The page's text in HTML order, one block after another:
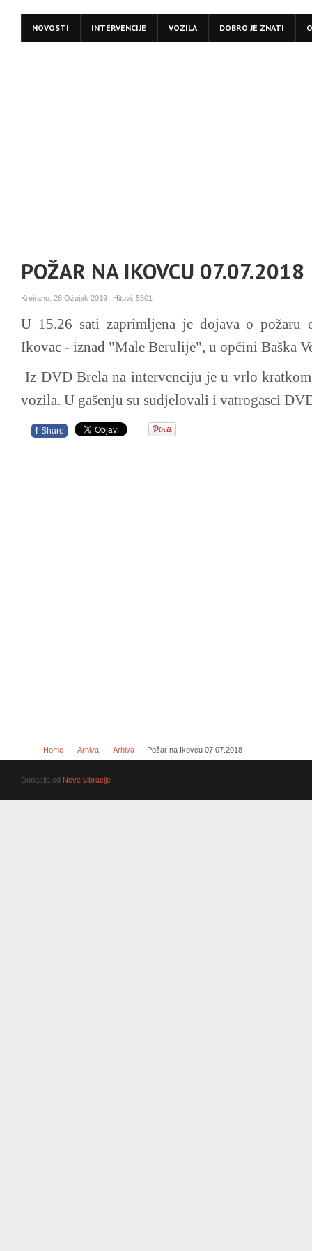
NOVOSTI INTERVENCIJE VOZILA DOBRO JE ZNATI
POŽAR NA IKOVCU 07.07.2018
Kreirano: 26 Ožujak 2019 Hitovi: 5301
U 15.26 sati zaprimljena je dojava o požaru
Ikovac - iznad "Male Berulije", u općini Baška
Iz DVD Brela na intervenciju je u vrlo
vozila. U gašenju su sudjelovali i vatrogasci
f Share
Home Arhiva Arhiva Požar na Ikovcu 07.07.2018
Donacija od Nove vibracije